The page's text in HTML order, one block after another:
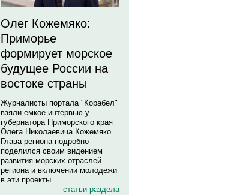
Олег Кожемяко:
Приморье
формирует морское
будущее России на
востоке страны
Журналисты портала "Корабел"
взяли емкое интервью у
губернатора Приморского края
Олега Николаевича Кожемяко
Глава региона подробно
поделился своим видением
развития морских отраслей
региона и включении молодежи
в эти проекты.
статьи раздела